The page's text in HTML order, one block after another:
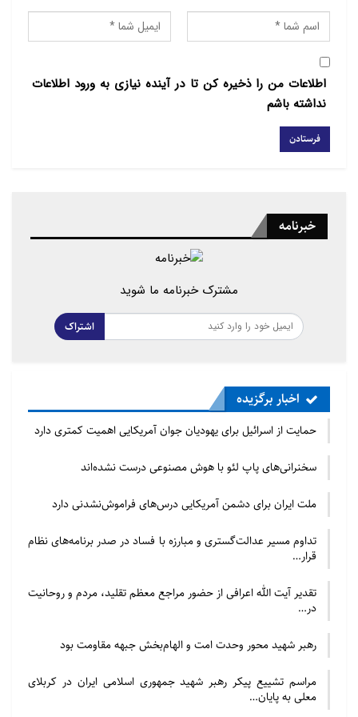
صلی‌الله‌علیه‌وآله استناد کرد: «امت من بر ضلالت اجتماع
نمی‌کنند»، که اجماع را دلیلی معتبر برای حفظ هویت و
وحدت امت می‌سازد».
وی تأکید کرد: «واجب بودن حجاب با قرآن، سنت و اجماع
ثابت است و حجاب عبادتی است که هم ظاهر رعایت‌شده
و هم باطنی مبتنی بر اخلاق و حیا را شامل می‌شود.»
اطلاعات من را ذخیره کن تا در آینده نیازی به ورود اطلاعات
نداشته باشم
خبرنامه
مشترک خبرنامه ما شوید
اشتراک
اخبار برگزیده
حمایت از اسرائیل برای یهودیان جوان آمریکایی اهمیت کمتری دارد
سخنرانی‌های پاپ لئو با هوش مصنوعی درست نشده‌اند
ملت ایران برای دشمن آمریکایی درس‌های فراموش‌نشدنی دارد
تداوم مسیر عدالت‌گستری و مبارزه با فساد در صدر برنامه‌های نظام
قرار…
تقدیر آیت الله اعرافی از حضور مراجع معظم تقلید، مردم و روحانیت
در…
رهبر شهید محور وحدت امت و الهام‌بخش جبهه مقاومت بود
مراسم تشییع پیکر رهبر شهید جمهوری اسلامی ایران در کربلای
معلی به پایان…